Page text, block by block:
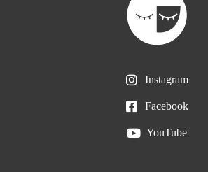
Instagram
Facebook
YouTube